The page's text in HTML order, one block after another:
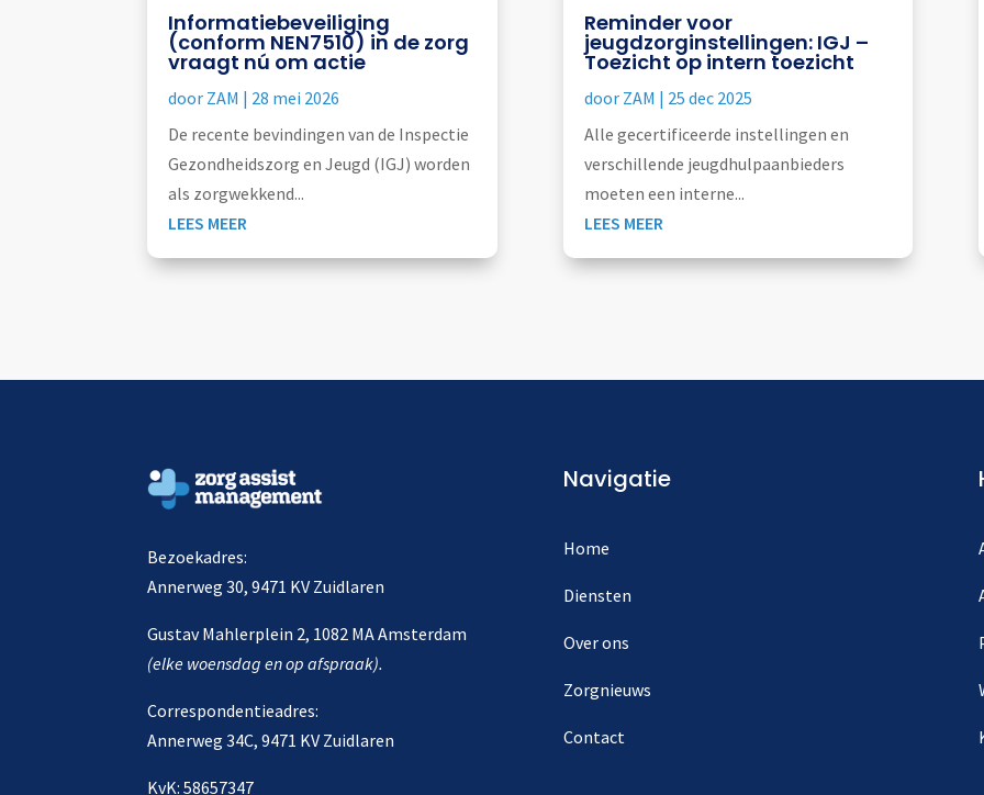
Informatiebeveiliging
(conform NEN7510) in de zorg
vraagt nú om actie
door ZAM | 28 mei 2026
De recente bevindingen van de Inspectie
Gezondheidszorg en Jeugd (IGJ) worden
als zorgwekkend...
LEES MEER
Reminder voor
jeugdzorginstellingen: IGJ –
Toezicht op intern toezicht
door ZAM | 25 dec 2025
Alle gecertificeerde instellingen en
verschillende jeugdhulpaanbieders
moeten een interne...
LEES MEER
Bezoekadres:
Annerweg 30, 9471 KV Zuidlaren
Gustav Mahlerplein 2, 1082 MA Amsterdam
(elke woensdag en op afspraak).
Correspondentieadres:
Annerweg 34C, 9471 KV Zuidlaren
KvK: 58657347
Navigatie
Home
Diensten
Over ons
Zorgnieuws
Contact